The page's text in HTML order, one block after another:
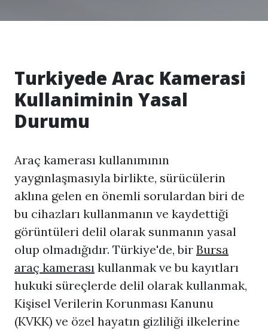
Turkiyede Arac Kamerasi
Kullaniminin Yasal
Durumu
Araç kamerası kullanımının
yaygınlaşmasıyla birlikte, sürücülerin
aklına gelen en önemli sorulardan biri de
bu cihazları kullanmanın ve kaydettiği
görüntüleri delil olarak sunmanın yasal
olup olmadığıdır. Türkiye'de, bir Bursa
araç kamerası kullanmak ve bu kayıtları
hukuki süreçlerde delil olarak kullanmak,
Kişisel Verilerin Korunması Kanunu
(KVKK) ve özel hayatın gizliliği ilkelerine